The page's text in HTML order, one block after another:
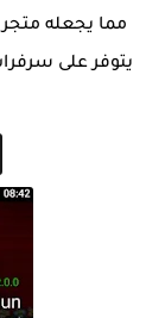
مما يجعله
يتوفر على